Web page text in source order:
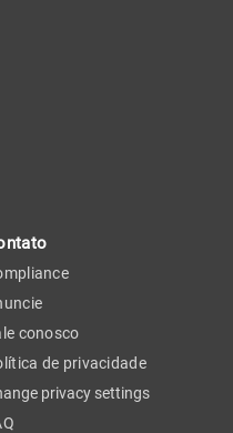
conosco
de privacidade
privacy settings